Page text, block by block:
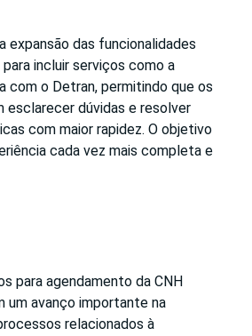
expansão das funcionalidades
incluir serviços como a
com o Detran, permitindo que os
esclarecer dúvidas e resolver
com maior rapidez. O objetivo
cada vez mais completa e
para agendamento da CNH
um avanço importante na
relacionados à